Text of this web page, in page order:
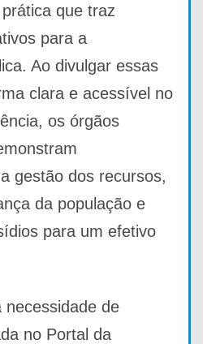
que traz
para a
Ao divulgar essas
clara e acessível no
os órgãos
gestão dos recursos,
da população e
para um efetivo
necessidade de
no Portal da